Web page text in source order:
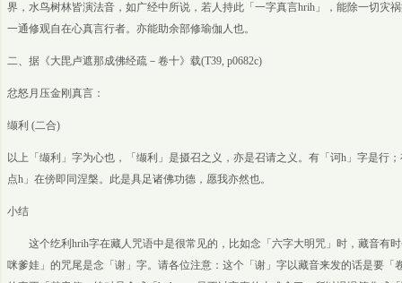
界，水鸟树林皆演法音，如广经中所说，若人持此「一字真言hrih」，能除一切灾
一通修观自在心真言行者。亦能助余部修瑜伽人也。
二、据《大毘卢遮那成佛经疏－卷十》载(T39, p0682c)
忿怒月压金刚真言：
缬利 (二合)
以上「缬利」字为心也，「缬利」是摄召之义，亦是召请之义。有「诃h」字是行
点h」在傍即同涅槃。此是具足诸佛功德，愿我亦然也。
小结
这个纥利hrih字在藏人咒语中是很常见的，比如念「六字大明咒」时，藏音有
咪爹娃」的咒尾是念「谢」字。请各位注意：这个「谢」字以藏音来发的话是要